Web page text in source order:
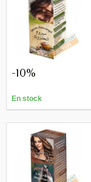
-10%
En stock